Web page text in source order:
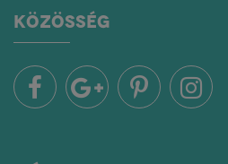
KÖZÖSSÉG